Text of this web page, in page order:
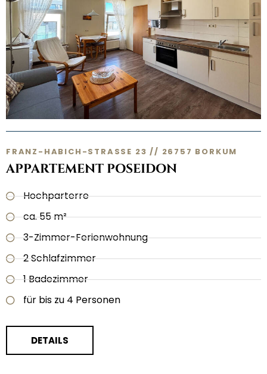
FRANZ-HABICH-STRASSE 23 // 26757 BORKUM
APPARTEMENT POSEIDON
Hochparterre
ca. 55 m²
3-Zimmer-Ferienwohnung
2 Schlafzimmer
1 Badezimmer
für bis zu 4 Personen
DETAILS